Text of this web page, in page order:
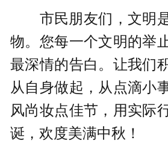
市民朋友们，文明
物。您每一个文明的举
最深情的告白。让我们
从自身做起，从点滴小
风尚妆点佳节，用实际
诞，欢度美满中秋！